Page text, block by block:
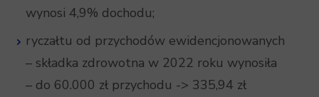
wynosi 4,9% dochodu;
ryczałtu od przychodów ewidencjonowanych
– składka zdrowotna w 2022 roku wynosiła
– do 60.000 zł przychodu -> 335,94 zł